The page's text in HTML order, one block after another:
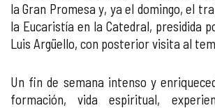
la Gran Promesa y, ya el domingo, el
la Eucaristía en la Catedral, presidida
Luis Argüello, con posterior visita al
Un fin de semana intenso y
formación, vida espiritual,